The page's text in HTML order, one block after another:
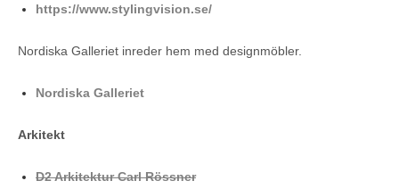
https://www.stylingvision.se/
Nordiska Galleriet inreder hem med designmöbler.
Nordiska Galleriet
Arkitekt
D2 Arkitektur Carl Rössner